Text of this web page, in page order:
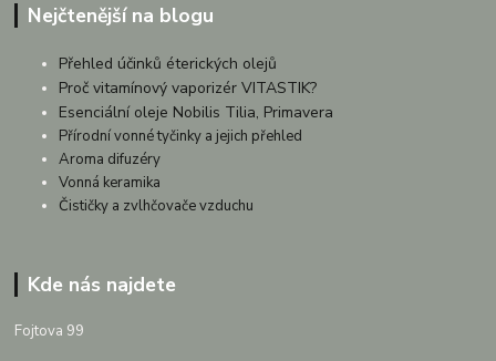
Nejčtenější na blogu
Přehled účinků éterických olejů
Proč vitamínový vaporizér VITASTIK?
Esenciální oleje Nobilis Tilia, Primavera
Přírodní vonné tyčinky a jejich přehled
Aroma difuzéry
Vonná keramika
Čističky a zvlhčovače vzduchu
Kde nás najdete
Fojtova 99